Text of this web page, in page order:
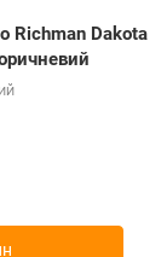
Richman Dakota